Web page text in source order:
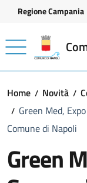
Vai ai contenuti
Vai al footer
Regione Campania
Home Novità
Green Med,
Comune di Napoli
Green